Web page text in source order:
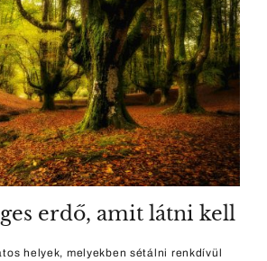
erdő, amit látni kell
helyek, melyekben sétálni renkdívül